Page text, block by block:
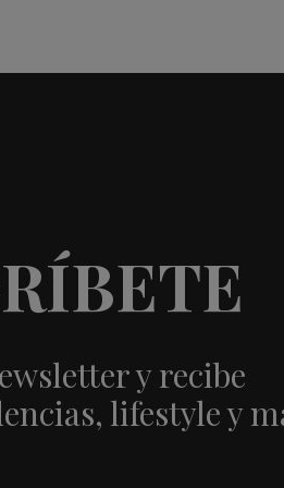
y recibe
lifestyle y